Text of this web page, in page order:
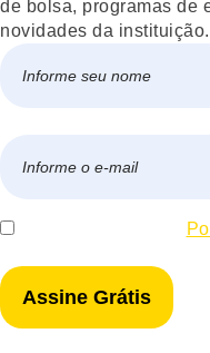
de bolsa, programas de
novidades da instituição.
mail
Consentir